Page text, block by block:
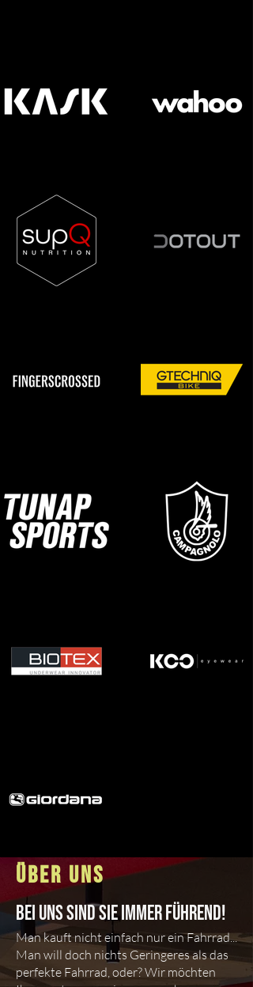
ÜBER UNS
Bei uns sind Sie immer führend!
Man kauft nicht einfach nur ein Fahrrad...
Man will doch nichts Geringeres als das
perfekte Fahrrad, oder? Wir möchten